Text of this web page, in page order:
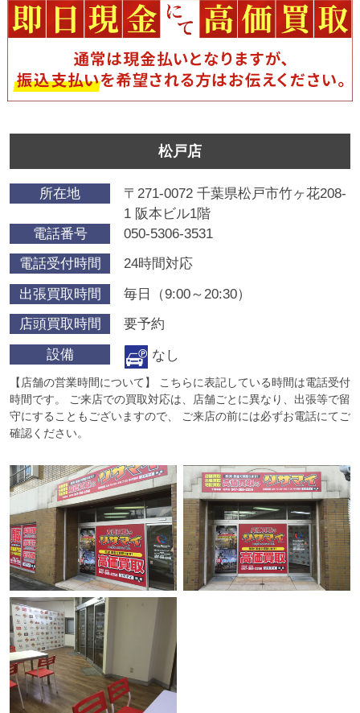
松戸店
所在地
〒271-0072 千葉県松戸市竹ヶ花208-
1 阪本ビル1階
電話番号
050-5306-3531
電話受付時間
24時間対応
出張買取時間
毎日（9:00～20:30）
店頭買取時間
要予約
設備
なし
【店舗の営業時間について】 こちらに表記している時間は電話受付
時間です。 ご来店での買取対応は、店舗ごとに異なり、出張等で留
守にすることもございますので、 ご来店の前には必ずお電話にてご
確認ください。